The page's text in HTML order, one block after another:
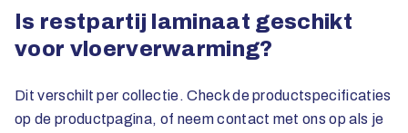
Is restpartij laminaat geschikt
voor vloerverwarming?
Dit verschilt per collectie. Check de productspecificaties
op de productpagina, of neem contact met ons op als je